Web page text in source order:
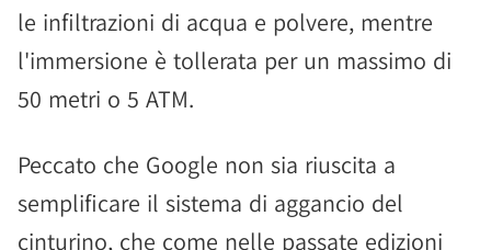
le infiltrazioni di acqua e polvere, mentre
l'immersione è tollerata per un massimo di
50 metri o 5 ATM.
Peccato che Google non sia riuscita a
semplificare il sistema di aggancio del
cinturino, che come nelle passate edizioni